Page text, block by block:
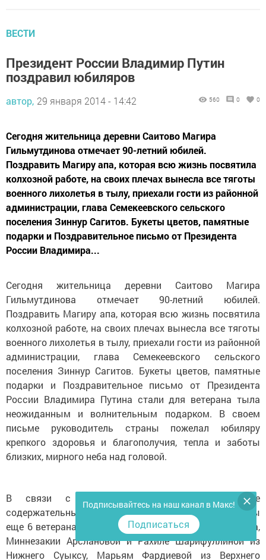
ВЕСТИ
Президент России Владимир Путин
поздравил юбиляров
автор, 29 января 2014 - 14:42 560 0 0
Сегодня жительница деревни Саитово Магира
Гильмутдинова отмечает 90-летний юбилей.
Поздравить Магиру апа, которая всю жизнь посвятила
колхозной работе, на своих плечах вынесла все тяготы
военного лихолетья в тылу, приехали гости из районной
администрации, глава Семекеевского сельского
поселения Зиннур Сагитов. Букеты цветов, памятные
подарки и Поздравительное письмо от Президента
России Владимира...
Сегодня жительница деревни Саитово Магира
Гильмутдинова отмечает 90-летний юбилей.
Поздравить Магиру апа, которая всю жизнь посвятила
колхозной работе, на своих плечах вынесла все тяготы
военного лихолетья в тылу, приехали гости из районной
администрации, глава Семекеевского сельского
поселения Зиннур Сагитов. Букеты цветов, памятные
подарки и Поздравительное письмо от Президента
России Владимира Путина стали для ветерана тыла
неожиданным и волнительным подарком. В своем
письме руководитель страны пожелал юбиляру
крепкого здоровья и благополучия, тепла и заботы
близких, мирного неба над головой.
В связи с 90-летними юбилеями такие же
содержательные поздравления в январе были вручены
еще 6 ветеранам: Махипямал Сибгатовой из Биюргана,
Миннезакии Арслановой и Рахиле Шарифуллиной из
Нижнего Суыксу, Марьям Фардиевой из Верхнего
Подписывайтесь на наш канал в Макс!
Подписаться